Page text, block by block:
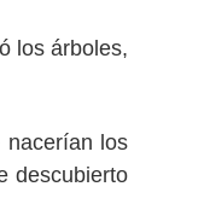
los árboles,
nacerían los
descubierto